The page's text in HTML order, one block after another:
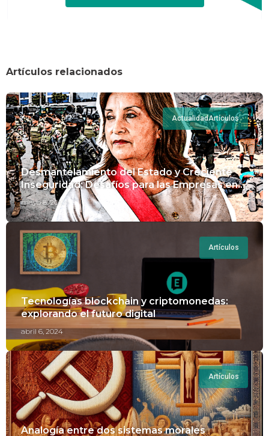
Artículos relacionados
ActualidadArtículos
Desmantelamiento del Estado y Creciente
Inseguridad: Desafíos para las Empresas en
Perú.
mayo 8, 2024
Artículos
Tecnologías blockchain y criptomonedas:
explorando el futuro digital
abril 6, 2024
Artículos
Analogía entre dos sistemas morales